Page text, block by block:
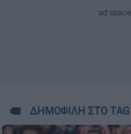
ΔΗΜΟΦΙΛΗ ΣΤΟ TAG